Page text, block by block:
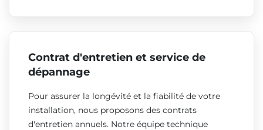
Contrat d'entretien et service de
dépannage
Pour assurer la longévité et la fiabilité de votre
installation, nous proposons des contrats
d'entretien annuels. Notre équipe technique